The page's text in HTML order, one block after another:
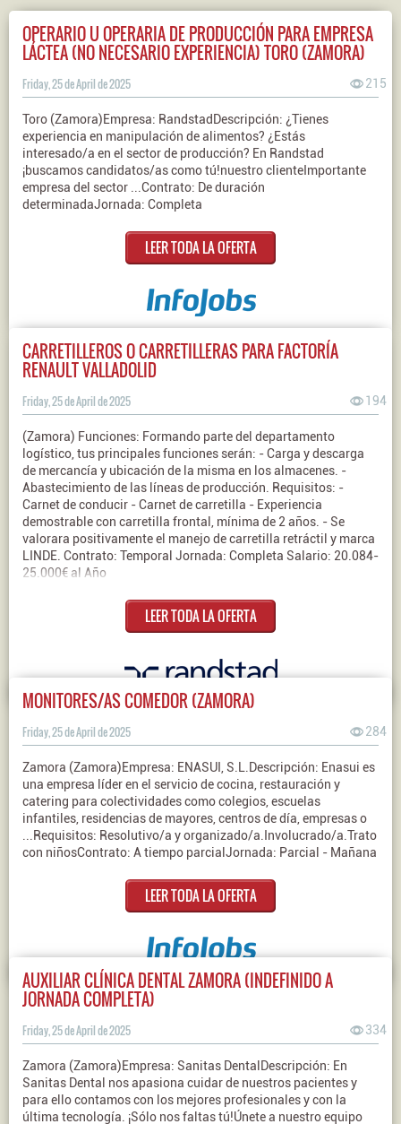
OPERARIO U OPERARIA DE PRODUCCIÓN PARA EMPRESA
LÁCTEA (NO NECESARIO EXPERIENCIA) TORO (ZAMORA)
Friday, 25 de April de 2025 215
Toro (Zamora)Empresa: RandstadDescripción: ¿Tienes
experiencia en manipulación de alimentos? ¿Estás
interesado/a en el sector de producción? En Randstad
¡buscamos candidatos/as como tú!nuestro clienteImportante
empresa del sector ...Contrato: De duración
determinadaJornada: Completa
LEER TODA LA OFERTA
CARRETILLEROS O CARRETILLERAS PARA FACTORÍA
RENAULT VALLADOLID
Friday, 25 de April de 2025 194
(Zamora) Funciones: Formando parte del departamento
logístico, tus principales funciones serán: - Carga y descarga
de mercancía y ubicación de la misma en los almacenes. -
Abastecimiento de las líneas de producción. Requisitos: -
Carnet de conducir - Carnet de carretilla - Experiencia
demostrable con carretilla frontal, mínima de 2 años. - Se
valorara positivamente el manejo de carretilla retráctil y marca
LINDE. Contrato: Temporal Jornada: Completa Salario: 20.084-
25.000€ al Año
LEER TODA LA OFERTA
MONITORES/AS COMEDOR (ZAMORA)
Friday, 25 de April de 2025 284
Zamora (Zamora)Empresa: ENASUI, S.L.Descripción: Enasui es
una empresa líder en el servicio de cocina, restauración y
catering para colectividades como colegios, escuelas
infantiles, residencias de mayores, centros de día, empresas o
...Requisitos: Resolutivo/a y organizado/a.Involucrado/a.Trato
con niñosContrato: A tiempo parcialJornada: Parcial - Mañana
LEER TODA LA OFERTA
AUXILIAR CLÍNICA DENTAL ZAMORA (INDEFINIDO A
JORNADA COMPLETA)
Friday, 25 de April de 2025 334
Zamora (Zamora)Empresa: Sanitas DentalDescripción: En
Sanitas Dental nos apasiona cuidar de nuestros pacientes y
para ello contamos con los mejores profesionales y con la
última tecnología. ¡Sólo nos faltas tú!Únete a nuestro equipo